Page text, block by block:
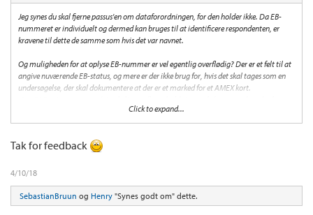
Jeg synes du skal fjerne passus'en om dataforordningen, for den holder ikke. Da EB-
nummeret er individuelt og dermed kan bruges til at identificere respondenten, er
kravene til dette de samme som hvis det var navnet.
Og muligheden for at oplyse EB-nummer er vel egentlig overflødig? Der er et felt til at
angive nuværende EB-status, og mere er der ikke brug for, hvis det skal tages som en
undersøgelse, der skal dokumentere at der er et marked for et AMEX kort.
Til gengæld kunne en mulighed for at angive forventet brug af kortet være interessant.
det er brugen der skal finansiere produktet.
..bare et par råd fra en der har arbejdet med brugerundersøgelser i mange år.
Click to expand...
Tak for feedback
4/10/18
SebastianBruun og Henry "Synes godt om" dette.